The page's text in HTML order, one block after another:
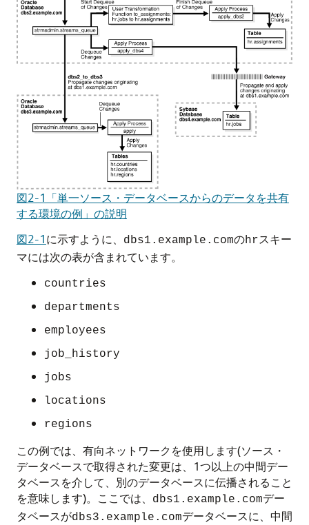
図2-1「単一ソース・データベースからのデータを共有
する環境の例」の説明
図2-1に示すように、 dbs1.example.comのhrスキー
マには次の表が含まれています。
countries
departments
employees
job_history
jobs
locations
regions
この例では、有向ネットワークを使用します(ソース・
データベースで取得された変更は、1つ以上の中間デー
タベースを介して、別のデータベースに伝播されること
を意味します)。ここでは、
dbs1.example.comデー
タベースがdbs3.example.comデータベースに、中間